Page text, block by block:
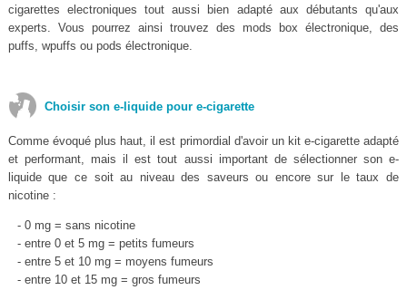
cigarettes electroniques tout aussi bien adapté aux débutants qu'aux
experts. Vous pourrez ainsi trouvez des mods box électronique, des
puffs, wpuffs ou pods électronique.
Choisir son e-liquide pour e-cigarette
Comme évoqué plus haut, il est primordial d'avoir un kit e-cigarette adapté
et performant, mais il est tout aussi important de sélectionner son e-
liquide que ce soit au niveau des saveurs ou encore sur le taux de
nicotine :
- 0 mg = sans nicotine
- entre 0 et 5 mg = petits fumeurs
- entre 5 et 10 mg = moyens fumeurs
- entre 10 et 15 mg = gros fumeurs